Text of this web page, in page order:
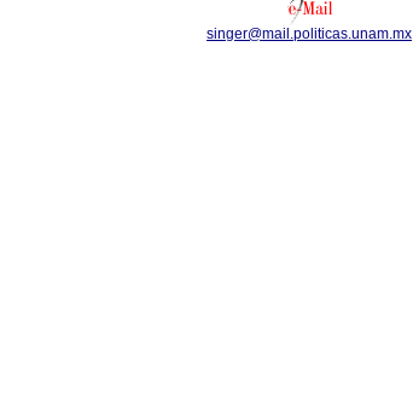
singer@mail.politicas.unam.mx